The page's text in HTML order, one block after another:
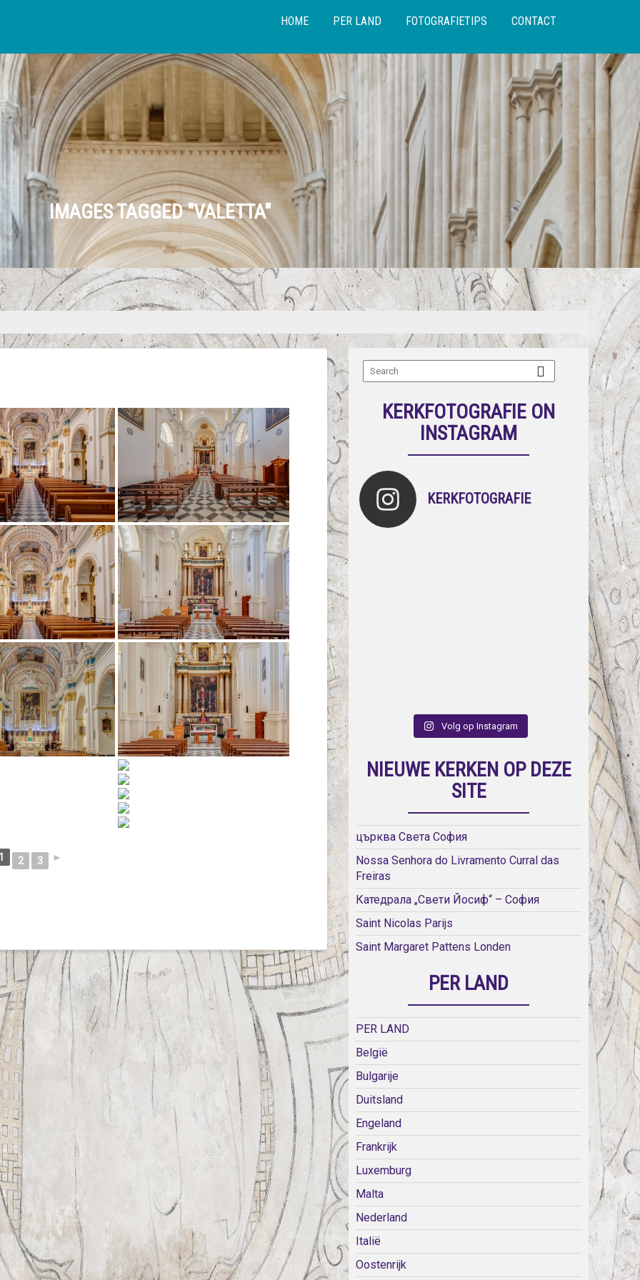
HOME PER LAND FOTOGRAFIETIPS CONTACT
IMAGES TAGGED "VALETTA"
2 3 ►
KERKFOTOGRAFIE ON
INSTAGRAM
KERKFOTOGRAFIE
Volg op Instagram
NIEUWE KERKEN OP DEZE
SITE
църква Света София
Nossa Senhora do Livramento Curral das
Freiras
Катедрала „Свети Йосиф“ – София
Saint Nicolas Parijs
Saint Margaret Pattens Londen
PER LAND
PER LAND
België
Bulgarije
Duitsland
Engeland
Frankrijk
Luxemburg
Malta
Nederland
Italië
Oostenrijk